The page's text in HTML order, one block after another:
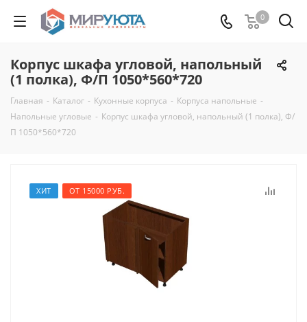
0
Корпус шкафа угловой, напольный
(1 полка), Ф/П 1050*560*720
Главная - Каталог - Кухонные корпуса - Корпуса напольные -
Напольные угловые - Корпус шкафа угловой, напольный (1 полка), Ф/
П 1050*560*720
ХИТ ОТ 15000 РУБ.